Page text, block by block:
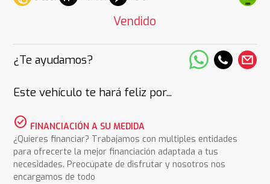
Vendido
¿Te ayudamos?
Este vehículo te hará feliz por...
check_circle FINANCIACIÓN A SU MEDIDA
¿Quieres financiar? Trabajamos con multiples entidades
para ofrecerte la mejor financiación adaptada a tus
necesidades. Preocúpate de disfrutar y nosotros nos
encargamos de todo